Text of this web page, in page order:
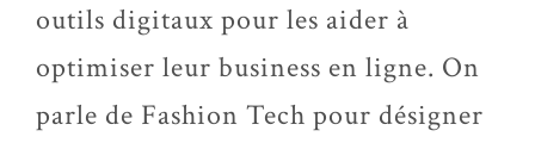
outils digitaux pour les aider à
optimiser leur business en ligne. On
parle de Fashion Tech pour désigner